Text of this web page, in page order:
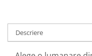
Descriere